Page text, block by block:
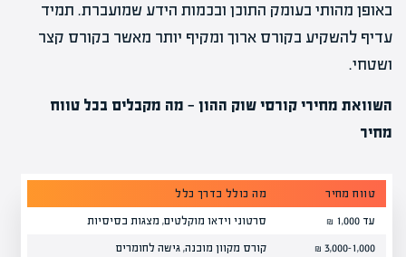
באופן מהותי בעומק התוכן ובכמות הידע שמועברת. תמיד
עדיף להשקיע בקורס ארוך ומקיף יותר מאשר בקורס קצר
ושטחי.
השוואת מחירי קורסי שוק ההון — מה מקבלים בכל טווח
מחיר
טווח מחיר מה כולל בדרך כלל
עד 1,000 ₪ סרטוני וידאו מוקלטים, מצגות בסיסיות
1,000–3,000 ₪ קורס מקוון מובנה, גישה לחומרים